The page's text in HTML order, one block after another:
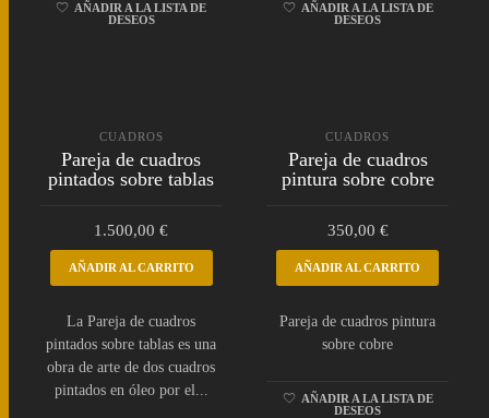
AÑADIR A LA LISTA DE
DESEOS
AÑADIR A LA LISTA DE
DESEOS
CUADROS
Pareja de cuadros
pintados sobre tablas
1.500,00€
AÑADIR AL CARRITO
La Pareja de cuadros
pintados sobre tablas es una
obra de arte de dos cuadros
pintados en óleo por el...
CUADROS
Pareja de cuadros
pintura sobre cobre
350,00 €
AÑADIR AL CARRITO
Pareja de cuadros pintura
sobre cobre
AÑADIR A LA LISTA DE
DESEOS